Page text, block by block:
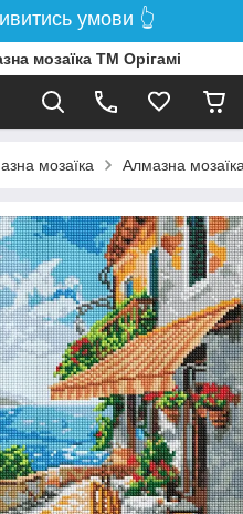
умови 👆
мозаїка ТМ Орігамі
мозаїка Алмазна